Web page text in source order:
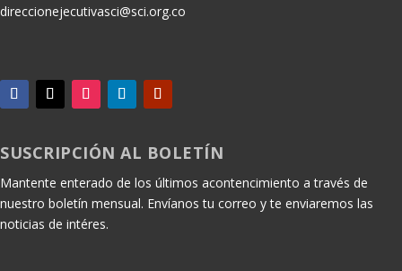
direccionejecutivasci@sci.org.co
SUSCRIPCIÓN AL BOLETÍN
Mantente enterado de los últimos acontencimiento a través de
nuestro boletín mensual. Envíanos tu correo y te enviaremos las
noticias de intéres.